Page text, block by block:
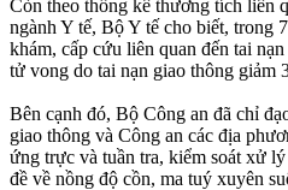
Còn theo thống kê thương tích liên
ngành Y tế, Bộ Y tế cho biết, trong
khám, cấp cứu liên quan đến tai
tử vong do tai nạn giao thông giảm
Bên cạnh đó, Bộ Công an đã chỉ
giao thông và Công an các địa
ứng trực và tuần tra, kiểm soát xử
đề về nồng độ cồn, ma tuý xuyên